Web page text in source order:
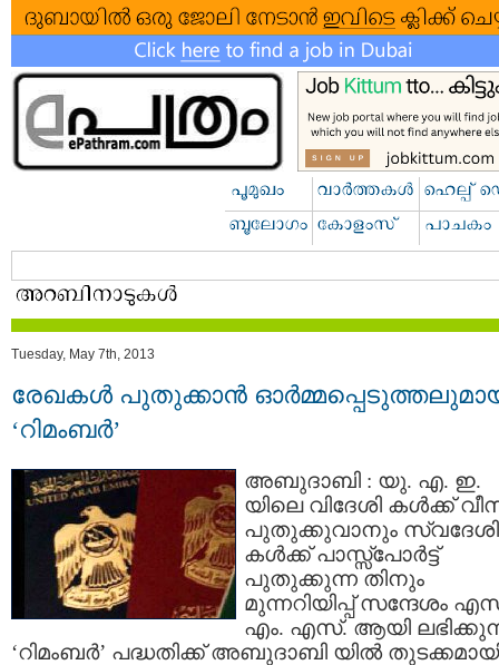
Tuesday, May 7th, 2013
രേഖകള്‍ പുതുക്കാന്‍
‘റിമംബര്‍’
അബുദാബി : യു. എ. ഇ.
യിലെ വിദേശി കള്‍ക്ക്
പുതുക്കുവാനും സ്വദേശി
കള്‍ക്ക് പാസ്സ്പോര്‍ട്ട്
പുതുക്കുന്ന തിനും
മുന്നറിയിപ്പ് സന്ദേശം
എം. എസ്. ആയി
‘റിമംബര്‍’ പദ്ധതിക്ക് അബുദാബി യില്‍